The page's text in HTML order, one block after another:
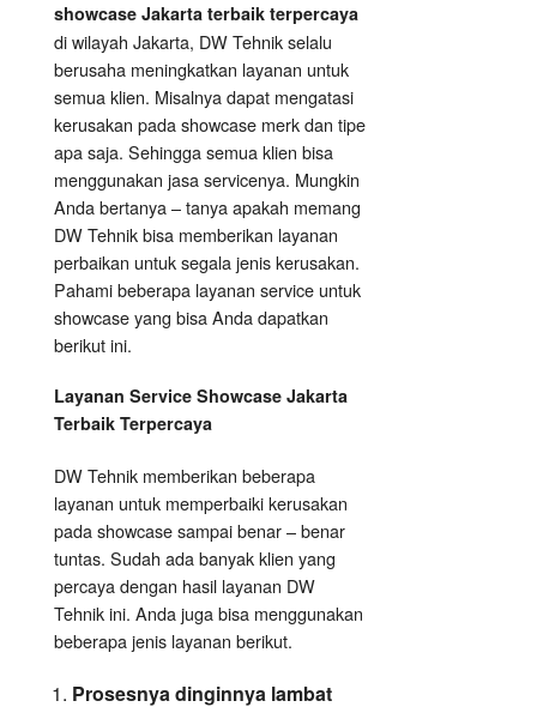
showcase Jakarta terbaik terpercaya
di wilayah Jakarta, DW Tehnik selalu
berusaha meningkatkan layanan untuk
semua klien. Misalnya dapat mengatasi
kerusakan pada showcase merk dan tipe
apa saja. Sehingga semua klien bisa
menggunakan jasa servicenya. Mungkin
Anda bertanya – tanya apakah memang
DW Tehnik bisa memberikan layanan
perbaikan untuk segala jenis kerusakan.
Pahami beberapa layanan service untuk
showcase yang bisa Anda dapatkan
berikut ini.
Layanan Service Showcase Jakarta
Terbaik Terpercaya
DW Tehnik memberikan beberapa
layanan untuk memperbaiki kerusakan
pada showcase sampai benar – benar
tuntas. Sudah ada banyak klien yang
percaya dengan hasil layanan DW
Tehnik ini. Anda juga bisa menggunakan
beberapa jenis layanan berikut.
Prosesnya dinginnya lambat